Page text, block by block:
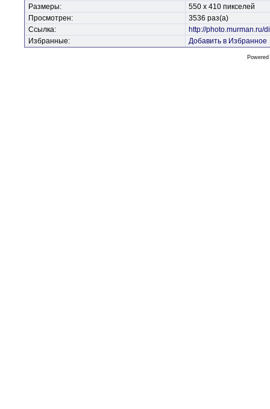
Размеры:
550 x 410 пикселей
Просмотрен:
3536 раз(а)
Ссылка:
http://photo.murman.ru/
Избранные:
Добавить в Избранное